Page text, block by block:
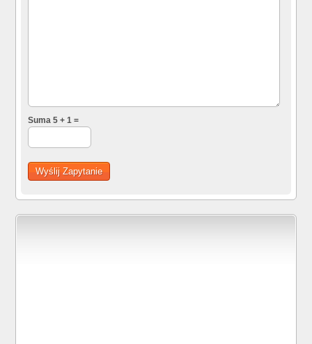
Suma 5 + 1 =